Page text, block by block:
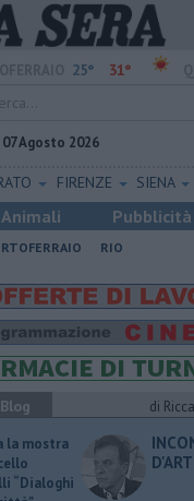
25° 31°
07 Agosto 2026
FIRENZE SIENA
Animali Pubblicità
RIO
di
la mostra
“Dialoghi